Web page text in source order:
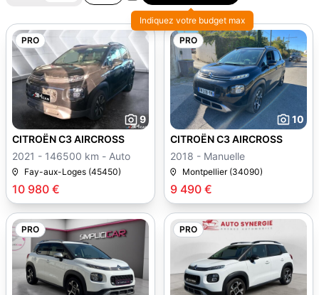
Indiquez votre budget max
PRO
9
10 980 €
CITROËN C3 AIRCROSS
2021 - 146500 km - Auto
Fay-aux-Loges (45450)
PRO
10
9 490 €
CITROËN C3 AIRCROSS
2018 - Manuelle
Montpellier (34090)
PRO PRO